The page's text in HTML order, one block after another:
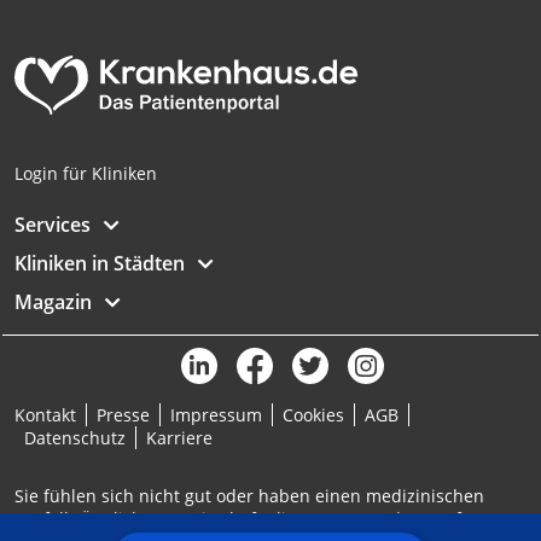
Login für Kliniken
Services
Kliniken in Städten
Magazin
Kontakt Presse Impressum Cookies
AGB
Datenschutz
Karriere
Sie fühlen sich nicht gut oder haben einen medizinischen
Notfall? Ärztlicher Bereitschaftsdienst: 116117 | Notruf: 112
verschiedenen Quellen
Entwicklung und Verbesserung der
Verwendung reduzierter Daten zur Auswahl
IAB-Besonderheiten:
Verwendung genauer Standortdaten
Informationen identifizieren
Nicht-IAB-Verarbeitungszwecke:
Notwendig